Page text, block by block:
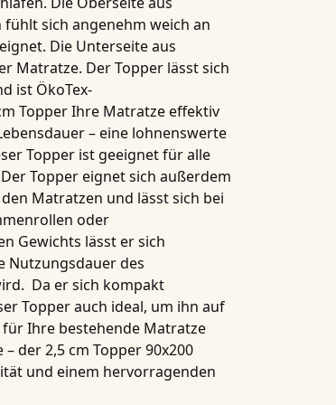
fühlt sich angenehm weich an
Die Unterseite aus
Matratze. Der Topper lässt sich
ist ÖkoTex-
TopperIhre Matratze effektiv
– eine lohnenswerte
Topper ist geeignet für alle
Topper eignet sich außerdem
Matratzen und lässt sich bei
oder
Gewichts lässt er sich
Nutzungsdauer des
Da er sich kompakt
Topper auch ideal, um ihn auf
Ihre bestehende Matratze
– der2,5 cm Topper 90x200
und einem hervorragenden